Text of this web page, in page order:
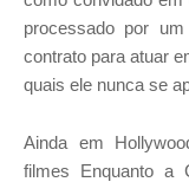
processado por
contrato para atuar
quais ele nunca se
Ainda em
filmes Enquanto a